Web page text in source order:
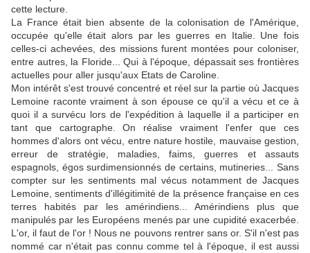
cette lecture.
La France était bien absente de la colonisation de l'Amérique,
occupée qu'elle était alors par les guerres en Italie. Une fois
celles-ci achevées, des missions furent montées pour coloniser,
entre autres, la Floride... Qui à l'époque, dépassait ses frontières
actuelles pour aller jusqu'aux Etats de Caroline.
Mon intérêt s'est trouvé concentré et réel sur la partie où Jacques
Lemoine raconte vraiment à son épouse ce qu'il a vécu et ce à
quoi il a survécu lors de l'expédition à laquelle il a participer en
tant que cartographe. On réalise vraiment l'enfer que ces
hommes d'alors ont vécu, entre nature hostile, mauvaise gestion,
erreur de stratégie, maladies, faims, guerres et assauts
espagnols, égos surdimensionnés de certains, mutineries... Sans
compter sur les sentiments mal vécus notamment de Jacques
Lemoine, sentiments d'illégitimité de la présence française en ces
terres habités par les amérindiens... Amérindiens plus que
manipulés par les Européens menés par une cupidité exacerbée.
L'or, il faut de l'or ! Nous ne pouvons rentrer sans or. S'il n'est pas
nommé car n'était pas connu comme tel à l'époque, il est aussi